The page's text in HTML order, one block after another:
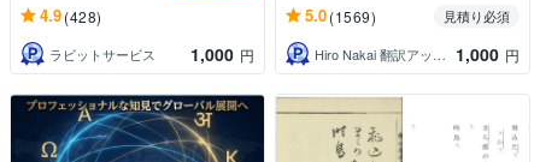
4.9(428)
ラビットサービス 1,000 円
5.0(1569)
見積り必須
Hiro Nakai 翻訳アップデート
1,000 円